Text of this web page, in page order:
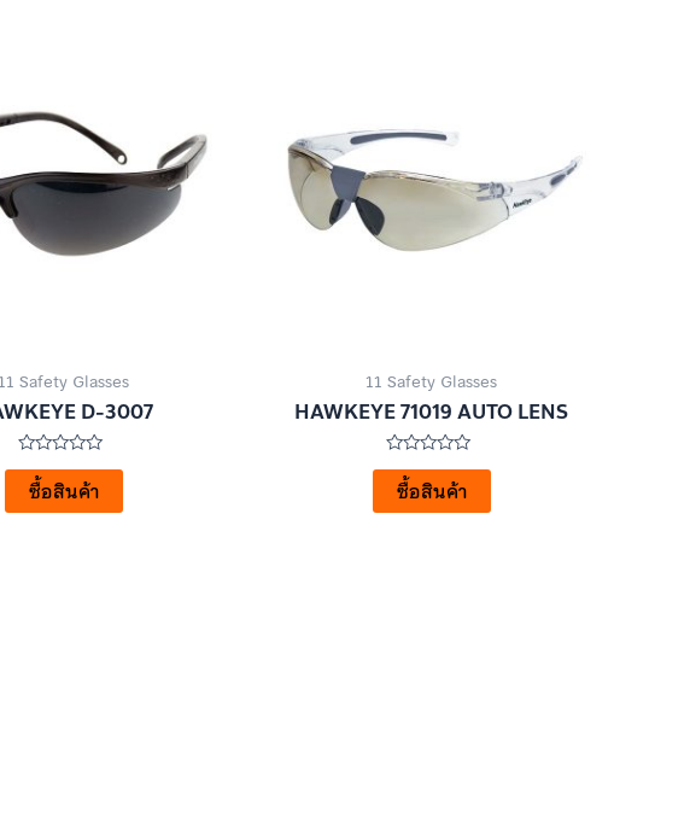
11 Safety Glasses
D-3007
ให้
คะแนน
ตั้งแต่
ซื้อสินค้า
11 Safety Glasses
HAWKEYE 71019 AUTO LENS
ให้
คะแนน
ตั้งแต่
ซื้อสินค้า